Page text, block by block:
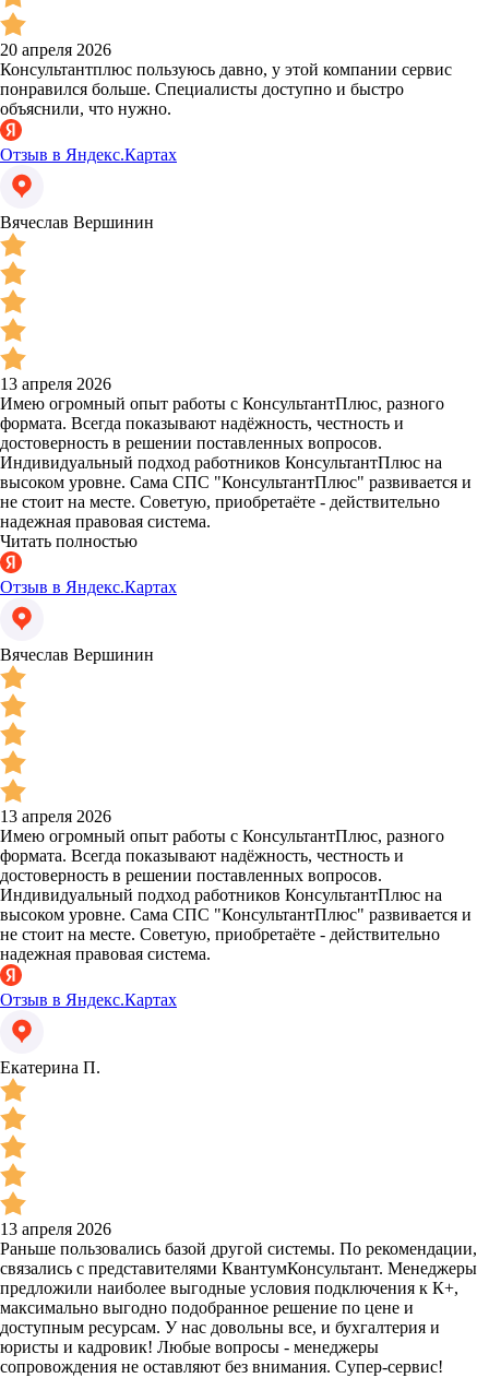
20 апреля 2026
Консультантплюс пользуюсь давно, у этой компании сервис
понравился больше. Специалисты доступно и быстро
объяснили, что нужно.
Отзыв в Яндекс.Картах
Вячеслав Вершинин
13 апреля 2026
Имею огромный опыт работы с КонсультантПлюс, разного
формата. Всегда показывают надёжность, честность и
достоверность в решении поставленных вопросов.
Индивидуальный подход работников КонсультантПлюс на
высоком уровне. Сама СПС "КонсультантПлюс" развивается и
не стоит на месте. Советую, приобретаёте - действительно
надежная правовая система.
Читать полностью
Отзыв в Яндекс.Картах
Вячеслав Вершинин
13 апреля 2026
Имею огромный опыт работы с КонсультантПлюс, разного
формата. Всегда показывают надёжность, честность и
достоверность в решении поставленных вопросов.
Индивидуальный подход работников КонсультантПлюс на
высоком уровне. Сама СПС "КонсультантПлюс" развивается и
не стоит на месте. Советую, приобретаёте - действительно
надежная правовая система.
Отзыв в Яндекс.Картах
Екатерина П.
13 апреля 2026
Раньше пользовались базой другой системы. По рекомендации,
связались с представителями КвантумКонсультант. Менеджеры
предложили наиболее выгодные условия подключения к К+,
максимально выгодно подобранное решение по цене и
доступным ресурсам. У нас довольны все, и бухгалтерия и
юристы и кадровик! Любые вопросы - менеджеры
сопровождения не оставляют без внимания. Супер-сервис!